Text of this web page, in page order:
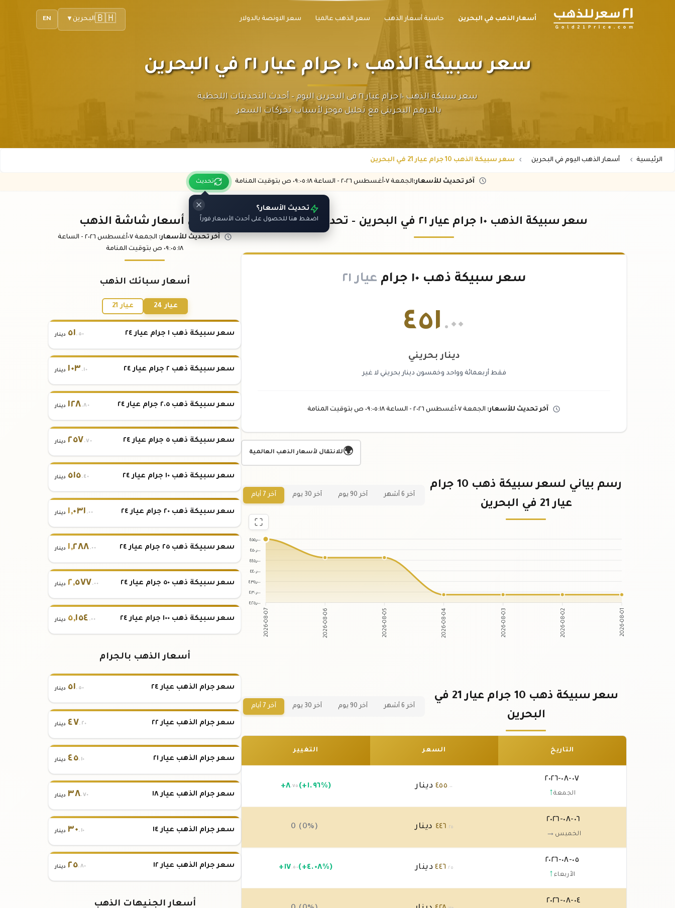
أسعار الذهب في البحرين حاسبة أسعار الذهب سعر الذهب عالميا سعر الاونصة بالدولار EN 🇧🇭البحرين ▼
سعر سبيكة الذهب ١٠ جرام عيار ٢١ في البحرين
سعر سبيكة الذهب ١٠ جرام عيار ٢١ في البحرين اليوم – أحدث التحديثات اللحظية
بالدرهم البحريني مع تحليل موجز لأسباب تحركات السعر.
الرئيسية أسعار الذهب اليوم في البحرين سعر سبيكة الذهب 10 جرام عيار 21 في البحرين
آخر تحديث للأسعار:الجمعة ٠٧ أغسطس ٢٠٢٦ - الساعة ٠٩:٠٥:١٨ ص بتوقيت المنامة تحديث
تحديث الأسعار؟
اضغط هنا للحصول على أحدث الأسعار فوراً سعر سبيكة الذهب ١٠ جرام عيار ٢١ في البحرين - تحديث لحظي
سعر سبيكة ذهب ١٠ جرام عيار ٢١
٤٥١ .٠٠
دينار بحريني
فقط أربعمائة وواحد وخمسون دينار بحريني لا غير
آخر تحديث للأسعار: الجمعة ٠٧ أغسطس ٢٠٢٦ - الساعة :١٨ ص بتوقيت المنامة
🌍للانتقال لأسعار الذهب العالمية
رسم بياني لسعر سبيكة ذهب 10 جرام
عيار 21 في البحرين
آخر 6 أشهر آخر 90 يوم آخر 30 يوم آخر 7 أيام
٤٥٥٫٠٠
٤٥٠٫٠٠
٤٤٥٫٠٠
٤٤٠٫٠٠
٤٣٥٫٠٠
٤٣٠٫٠٠
٤٢٥٫٠٠
2026-08-07 2026-08-06 2026-08-05 2026-08-04 2026-08-03 2026-08-02 2026-08-01
سعر سبيكة ذهب 10 جرام عيار 21 في
البحرين
آخر 6 أشهر آخر 90 يوم آخر 30 يوم آخر 7 أيام
التاريخ السعر التغيير
٠٧-٠٨-٢٠٢٦
الجمعة↑
٤٥٥.٠٠ دينار +٨ .٧٥ (+١.٩٦%)
٠٦-٠٨-٢٠٢٦
الخميس →
٤٤٦.٢٥ دينار 0 (0%)
٠٥-٠٨-٢٠٢٦
الأربعاء ↑
٤٤٦.٢٥ دينار +١٧ .٥٠ (+٤.٠٨%)
٠٤-٠٨-٢٠٢٦
باقي أسعار شاشة الذهب
آخر تحديث للأسعار: الجمعة ٠٧ أغسطس ٢٠٢٦ -
الساعة
٠٩:٠٥:١٨ ص بتوقيت المنامة
أسعار سبائك الذهب
عيار 24 عيار 21
سعر سبيكة ذهب ١ جرام عيار ٢٤ ٥١.٥٠ دينار
سعر سبيكة ذهب ٢ جرام عيار ٢٤ ١٠٣ .١٠ دينار
سعر سبيكة ذهب ٢.٥ جرام عيار ٢٤ ١٢٨.٨٠ دينار
سعر سبيكة ذهب ٥ جرام عيار ٢٤ ٢٥٧ .٧٠ دينار
سعر سبيكة ذهب ١٠ جرام عيار ٢٤ ٥١٥.٤٠ دينار
سعر سبيكة ذهب ٢٠ جرام عيار ٢٤ ١,٠٣١ .٠٠ دينار
سعر سبيكة ذهب ٢٥ جرام عيار ٢٤ ١,٢٨٨.٠٠ دينار
سعر سبيكة ذهب ٥٠ جرام عيار ٢٤ ٢,٥٧٧ .٠٠ دينار
سعر سبيكة ذهب ١٠٠ جرام عيار ٢٤ ٥,١٥٤ .٠٠ دينار
أسعار الذهب بالجرام
سعر جرام الذهب عيار ٢٤ ٥١.٥٠ دينار
سعر جرام الذهب عيار ٢٢ ٤٧.٢٠ دينار
سعر جرام الذهب عيار ٢١ ٤٥.١٠ دينار
سعر جرام الذهب عيار ١٨ ٣٨.٧٠ دينار
سعر جرام الذهب عيار ١٤ ٣٠.١٠ دينار
سعر جرام الذهب عيار ١٢ ٢٥.٨٠ دينار
أسعار الجنيهات الذهب